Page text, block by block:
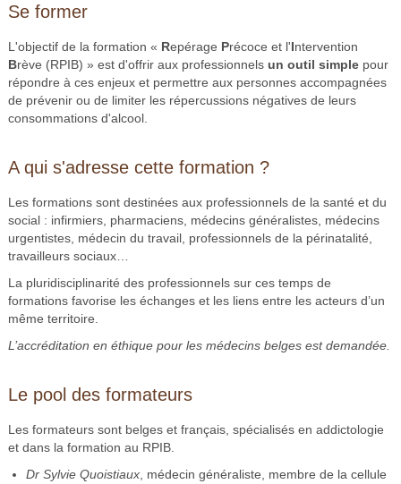
Se former
L'objectif de la formation « Repérage Précoce et l' ntervention
Brève (RPIB) » est d'offrir aux professionnels un outil simplepour
répondre à ces enjeux et permettre aux personnes accompagnées
de prévenir ou de limiter les répercussions négatives de leurs
consommations d'alcool.
A qui s'adresse cette formation ?
Les formations sont destinées aux professionnels de la santé et du
social : infirmiers, pharmaciens, médecins généralistes, médecins
urgentistes, médecin du travail, professionnels de la périnatalité,
travailleurs sociaux…
La pluridisciplinarité des professionnels sur ces temps de
formations favorise les échanges et les liens entre les acteurs d’un
même territoire.
L’accréditation en éthique pour les médecins belges est demandée.
Le pool des formateurs
Les formateurs sont belges et français, spécialisés en addictologie
et dans la formation au RPIB.
Dr Sylvie Quoistiaux, médecin généraliste, membre de la cellule